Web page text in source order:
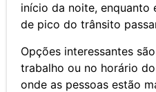
início da noite, enquanto
de pico do trânsito
Opções interessantes
trabalho ou no horário
onde as pessoas estão